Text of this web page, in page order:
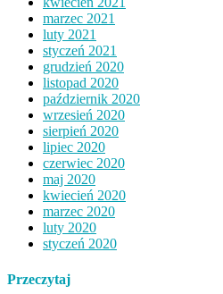
marzec 2021
luty 2021
styczeń 2021
grudzień 2020
listopad 2020
październik 2020
wrzesień 2020
sierpień 2020
lipiec 2020
czerwiec 2020
maj 2020
kwiecień 2020
marzec 2020
luty 2020
styczeń 2020
Przeczytaj